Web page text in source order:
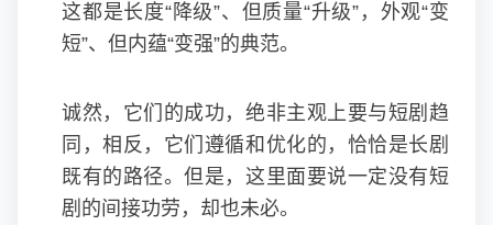
这都是长度“降级”、但质量“升级”，外观“变
短”、但内蕴“变强”的典范。
诚然，它们的成功，绝非主观上要与短剧趋
同，相反，它们遵循和优化的，恰恰是长剧
既有的路径。但是，这里面要说一定没有短
剧的间接功劳，却也未必。